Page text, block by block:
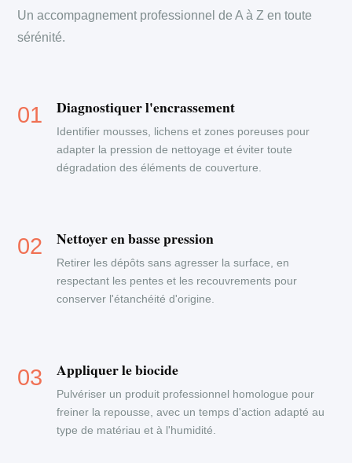
Un accompagnement professionnel de A à Z en toute
sérénité.
Diagnostiquer l'encrassement
Identifier mousses, lichens et zones poreuses pour
adapter la pression de nettoyage et éviter toute
dégradation des éléments de couverture.
Nettoyer en basse pression
Retirer les dépôts sans agresser la surface, en
respectant les pentes et les recouvrements pour
conserver l'étanchéité d'origine.
Appliquer le biocide
Pulvériser un produit professionnel homologue pour
freiner la repousse, avec un temps d'action adapté au
type de matériau et à l'humidité.